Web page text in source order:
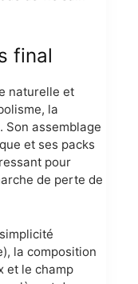
final
naturelle et
la
Son assemblage
et ses packs
pour
de perte de
la composition
et le champ